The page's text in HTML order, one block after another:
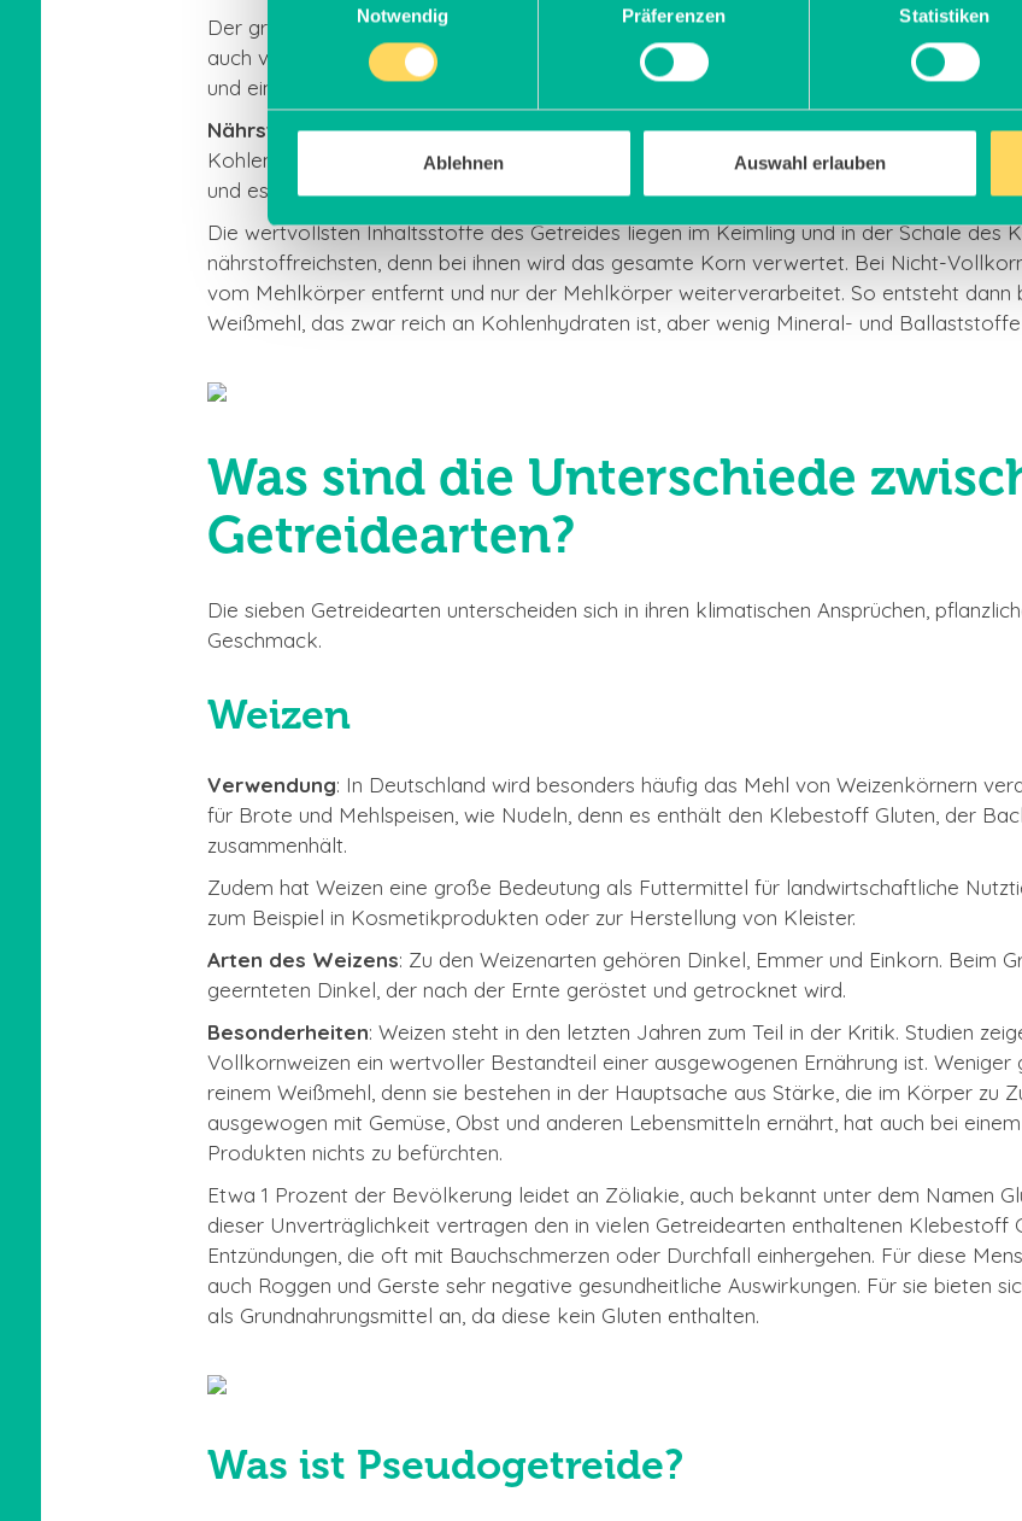
Notwendig
Präferenzen Statistiken
Ablehnen Auswahl erlauben
Der größte und für uns Menschen wichtigste Teil des Korns ist der Mehlkörper. Er
auch verschiedene Vitamine und Mineralstoffe. Der kleine Keimling enthält sämtliche
und eine neue Pflanze bilden kann.
Nährstoffe: Auch in der Zusammensetzung der Nährstoffe ähneln sich die
Kohlenhydrate, wenig Fett, dafür aber Mineralstoffe und Vitamine. Außerdem sind sie
und essentielle Aminosäuren.
Die wertvollsten Inhaltsstoffe des Getreides liegen im Keimling und in der Schale des
nährstoffreichsten, denn bei ihnen wird das gesamte Korn verwertet. Bei Nicht-
vom Mehlkörper entfernt und nur der Mehlkörper weiterverarbeitet. So entsteht dann
Weißmehl, das zwar reich an Kohlenhydraten ist, aber wenig Mineral- und
Was sind die Unterschiede
Getreidearten?
Die sieben Getreidearten unterscheiden sich in ihren klimatischen Ansprüchen,
Geschmack.
Weizen
Verwendung: In Deutschland wird besonders häufig das Mehl von Weizenkörnern
für Brote und Mehlspeisen, wie Nudeln, denn es enthält den Klebestoff Gluten, der
zusammenhält.
Zudem hat Weizen eine große Bedeutung als Futtermittel für landwirtschaftliche
zum Beispiel in Kosmetikprodukten oder zur Herstellung von Kleister.
Arten des Weizens: Zu den Weizenarten gehören Dinkel, Emmer und Einkorn. Beim
geernteten Dinkel, der nach der Ernte geröstet und getrocknet wird.
Besonderheiten: Weizen steht in den letzten Jahren zum Teil in der Kritik. Studien
Vollkornweizen ein wertvoller Bestandteil einer ausgewogenen Ernährung ist. Weniger
reinem Weißmehl, denn sie bestehen in der Hauptsache aus Stärke, die im Körper zu
ausgewogen mit Gemüse, Obst und anderen Lebensmitteln ernährt, hat auch bei
Produkten nichts zu befürchten.
Etwa 1 Prozent der Bevölkerung leidet an Zöliakie, auch bekannt unter dem Namen
dieser Unverträglichkeit vertragen den in vielen Getreidearten enthaltenen Klebestoff
Entzündungen, die oft mit Bauchschmerzen oder Durchfall einhergehen. Für diese
auch Roggen und Gerste sehr negative gesundheitliche Auswirkungen. Für sie bieten
als Grundnahrungsmittel an, da diese kein Gluten enthalten.
Was ist Pseudogetreide?